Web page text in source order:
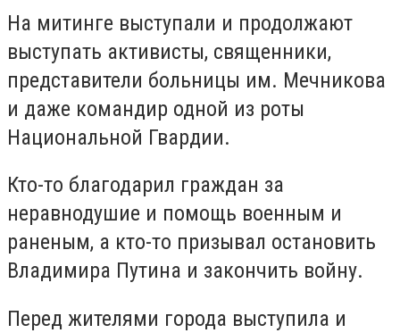
На митинге выступали и продолжают
выступать активисты, священники,
представители больницы им. Мечникова
и даже командир одной из роты
Национальной Гвардии.
Кто-то благодарил граждан за
неравнодушие и помощь военным и
раненым, а кто-то призывал остановить
Владимира Путина и закончить войну.
Перед жителями города выступила и